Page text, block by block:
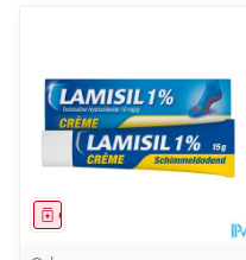
Geneesmiddel